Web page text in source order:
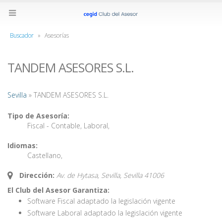
Buscador » Asesorías
TANDEM ASESORES S.L.
Sevilla » TANDEM ASESORES S.L.
Tipo de Asesoría:
Fiscal - Contable, Laboral,
Idiomas:
Castellano,
Dirección: Av. de Hytasa, Sevilla, Sevilla 41006
El Club del Asesor Garantiza:
Software Fiscal adaptado la legislación vigente
Software Laboral adaptado la legislación vigente